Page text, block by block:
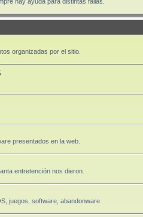
organizadas por el sitio.
presentados en la web.
entretención nos dieron.
juegos, software, abandonware.